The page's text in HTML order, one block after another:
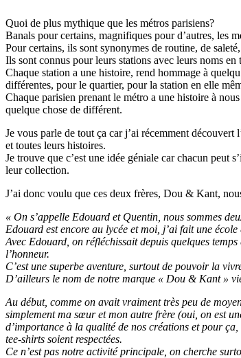
Quoi de plus mythique que les métros parisiens?
Banals pour certains, magnifiques pour d’autres, les
Pour certains, ils sont synonymes de routine, de
Ils sont connus pour leurs stations avec leurs noms
Chaque station a une histoire, rend hommage à
différentes, pour le quartier, pour la station en elle
Chaque parisien prenant le métro a une histoire à
quelque chose de différent.
Je vous parle de tout ça car j’ai récemment
et toutes leurs histoires.
Je trouve que c’est une idée géniale car chacun peut
leur collection.
J’ai donc voulu que ces deux frères, Dou & Kant,
« On s’appelle Edouard et Quentin, nous sommes
Edouard est encore au lycée et moi, j’ai fait une
Avec Edouard, on réfléchissait depuis quelques
l’honneur.
C’est une superbe aventure, surtout de pouvoir la
D’ailleurs le nom de notre marque « Dou & Kant »
Au début, comme on avait vraiment très peu de
simplement ma sœur et mon autre frère (oui, on est
d’importance à la qualité de nos créations et pour
tee-shirts soient respectées.
Ce n’est pas notre activité principale, on cherche